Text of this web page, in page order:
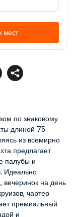
по знаковому
длиной 75
из всемирно
предлагает
палубы и
Идеально
вечеринок на день
чартер
премиальный
и
мест